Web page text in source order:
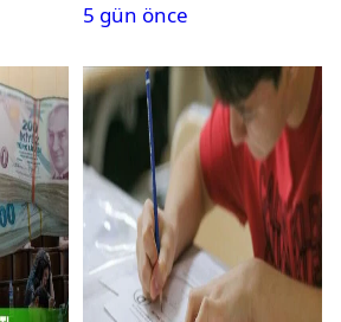
başladı
5 gün önce